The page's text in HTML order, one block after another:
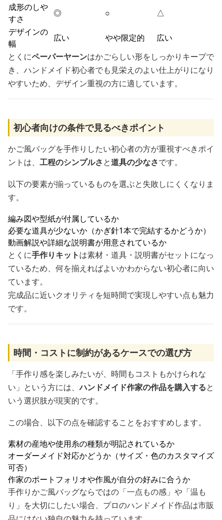
成形のしや
すさ
◎ ○
△
デザインの
幅
広い やや限定的
広い
とくにペーパーヤーンはかごらしい形をしっかりキープで
き、ハンドメイド初心者でも見栄えのよい仕上がりになり
やすいため、デザイン重視の方に適しています。
初心者向けの条件で見るべきポイント
かご風バッグを手作りしたい初心者の方が重視すべきポイ
ントは、 工程のシンプルさと道具の少なさです。
以下の要素が揃っているものを選ぶと失敗しにくくなりま
す。
編み図や型紙が付属しているか
必要な道具が少ないか（かぎ針1本で完結するかどうか）
動画解説や詳細な説明書が用意されているか
とくに手作りキットは素材・道具・説明書がセットになっ
ているため、何を揃えればよいかわからない初心者に向い
ています。
完成品に近いクオリティを短時間で実現しやすい点も魅力
です。
時間・コストに制約があるケースでの選び方
「手作り感を楽しみたいが、時間もコストもかけられな
い」という方には、ハンドメイド作家の作品を購入すると
いう選択肢が現実的です。
この場合、以下の点を確認することをおすすめします。
素材の産地や使用糸の種類が明記されているか
オーダーメイド対応かどうか（サイズ・色のカスタマイズ
可否）
作家のポートフォリオや作風が自分の好みに合うか
手作りかご風バッグならではの「一点もの感」や「温も
り」を大切にしたい場合、プロのハンドメイド作品は市販